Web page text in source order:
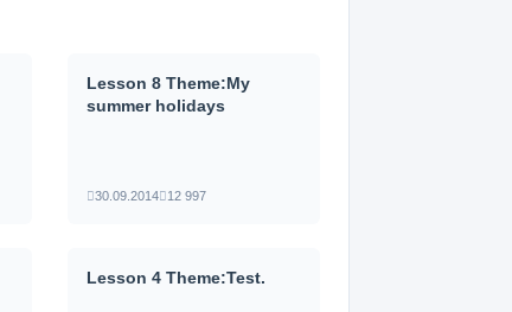
Lesson 8 Theme:My
summer holidays
30.09.2014 12 997
Lesson 4 Theme:Test.